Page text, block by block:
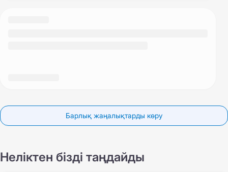
Барлық жаңалықтарды көру
Неліктен бізді таңдайды